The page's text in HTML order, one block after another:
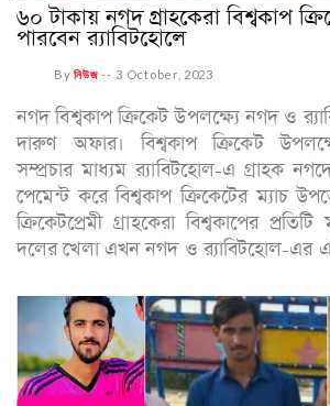
৬০ টাকায় নগদ গ্রাহকেরা বিশ্বকাপ
পারবেন র‌্যাবিটহোলে
Byনিউজ -- 3 October, 2023
নগদ বিশ্বকাপ ক্রিকেট উপলক্ষ্যে নগদ ও
দারুণ অফার। বিশ্বকাপ ক্রিকেট
সম্প্রচার মাধ্যম র‌্যাবিটহোল-এ গ্রাহক
পেমেন্ট করে বিশ্বকাপ ক্রিকেটের ম্যাচ
ক্রিকেটপ্রেমী গ্রাহকেরা বিশ্বকাপের
দলের খেলা এখন নগদ ও র‌্যাবিটহোল-এর